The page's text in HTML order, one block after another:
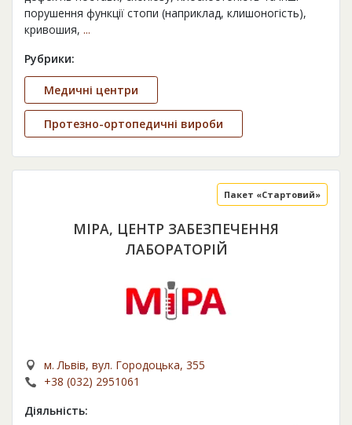
порушення функції стопи (наприклад, клишоногість),
кривошия, ...
Рубрики:
Медичні центри
Протезно-ортопедичні вироби
МІРА, ЦЕНТР ЗАБЕЗПЕЧЕННЯ
ЛАБОРАТОРІЙ
Пакет «Стартовий»
м. Львів, вул. Городоцька, 355
+38 (032) 2951061
Діяльність: